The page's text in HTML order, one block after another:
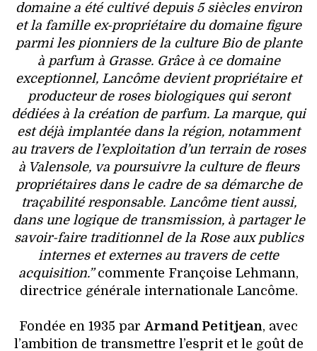
domaine a été cultivé depuis 5 siècles environ
et la famille ex-propriétaire du domaine figure
parmi les pionniers de la culture Bio de plante
à parfum à Grasse. Grâce à ce domaine
exceptionnel, Lancôme devient propriétaire et
producteur de roses biologiques qui seront
dédiées à la création de parfum. La marque, qui
est déjà implantée dans la région, notamment
au travers de l’exploitation d’un terrain de roses
à Valensole, va poursuivre la culture de fleurs
propriétaires dans le cadre de sa démarche de
traçabilité responsable. Lancôme tient aussi,
dans une logique de transmission, à partager le
savoir-faire traditionnel de la Rose aux publics
internes et externes au travers de cette
acquisition.”commente Françoise Lehmann,
directrice générale internationale Lancôme.
Fondée en 1935 par Armand Petitjean, avec
l’ambition de transmettre l’esprit et le goût de